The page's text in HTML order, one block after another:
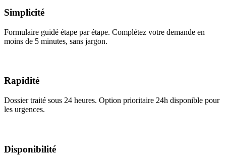
Simplicité
Formulaire guidé étape par étape. Complétez votre demande en
moins de 5 minutes, sans jargon.
Rapidité
Dossier traité sous 24 heures. Option prioritaire 24h disponible pour
les urgences.
Disponibilité